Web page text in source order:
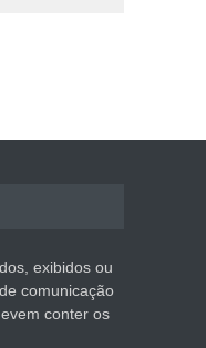
exibidos ou
comunicação
conter os